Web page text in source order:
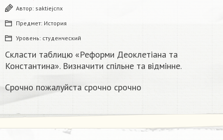
Автор: saktiejcnx
Предмет: История
Уровень: студенческий
Скласти таблицю «Реформи Деоклетіана та
Константина». Визначити спільне та відмінне.
Срочно пожалуйста срочно срочно